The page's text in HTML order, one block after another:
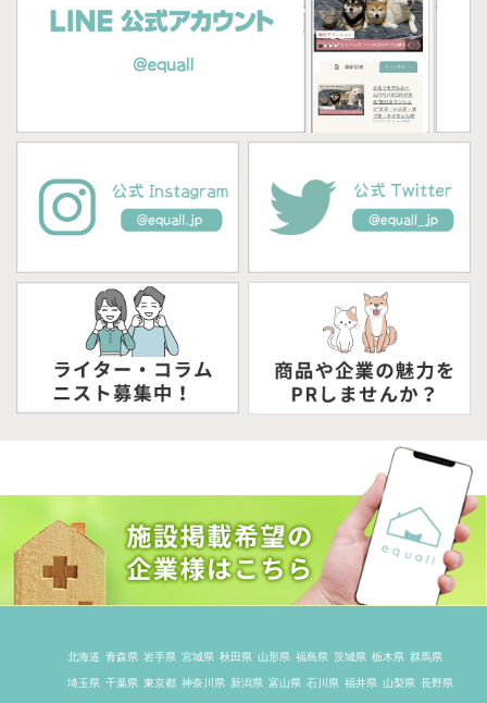
北海道 青森県 岩手県 宮城県 秋田県 山形県 福島県 茨城県 栃木県 群馬県
埼玉県 千葉県 東京都 神奈川県 新潟県 富山県 石川県 福井県 山梨県 長野県